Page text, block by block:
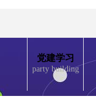
党建学习
party building